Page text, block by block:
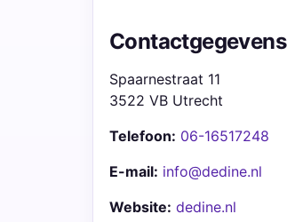
Contactgegevens
Spaarnestraat 11
3522 VB Utrecht
Telefoon: 06-16517248
E-mail: info@dedine.nl
Website: dedine.nl